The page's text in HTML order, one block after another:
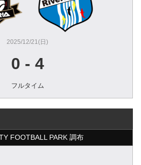
2025/12/21(日)
0 - 4
フルタイム
FOOTBALL PARK 調布